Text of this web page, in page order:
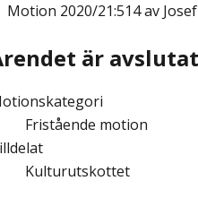
Motion 2020/21:514 av
är avslutat
Fristående motion
Kulturutskottet